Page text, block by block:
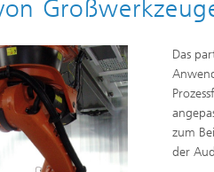
Funktionale
Das
zum
der